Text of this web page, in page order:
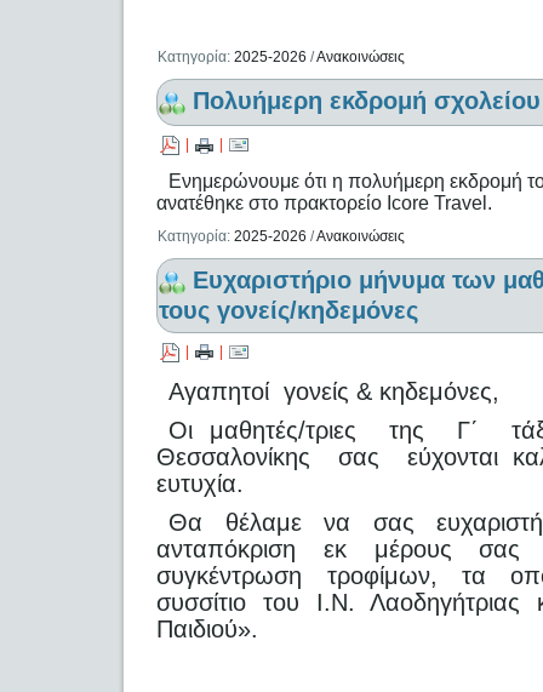
Κατηγορία:2025-2026 /Ανακοινώσεις
Πολυήμερη εκδρομή σχολείου
Ενημερώνουμε ότι η πολυήμερη εκδρομή
ανατέθηκε στο πρακτορείο Icore Travel.
Κατηγορία:2025-2026 /Ανακοινώσεις
Ευχαριστήριο μήνυμα των
τους γονείς/κηδεμόνες
Αγαπητοί γονείς & κηδεμόνες,
Οι μαθητές/τριες της Γ΄
Θεσσαλονίκης σας εύχονται
ευτυχία.
Θα θέλαμε να σας
ανταπόκριση εκ μέρους
συγκέντρωση τροφίμων, τα
συσσίτιο του Ι.Ν.
Παιδιού».